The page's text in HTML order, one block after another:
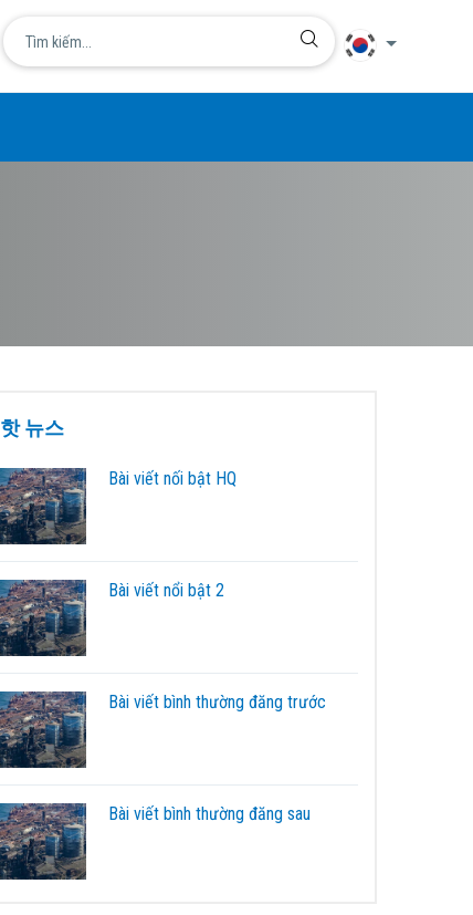
언어 설정
핫 뉴스
Bài viết nối bật HQ
Bài viết nổi bật 2
Bài viết bình thường đăng trước
Bài viết bình thường đăng sau